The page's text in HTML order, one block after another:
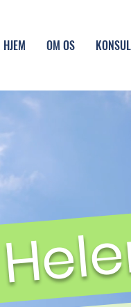
HJEM OM OS